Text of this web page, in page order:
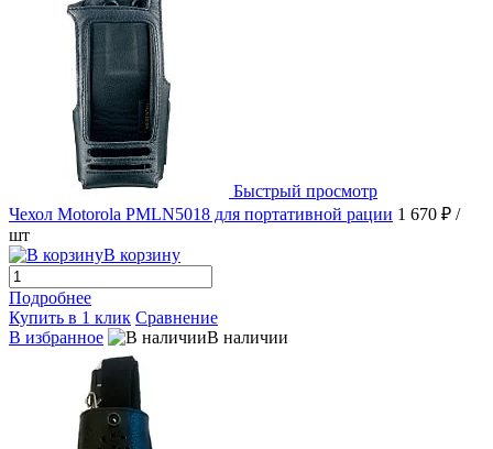
Быстрый просмотр
Чехол Motorola PMLN5018 для портативной рации 1 670 ₽ /
шт
В корзину
Подробнее
Купить в 1 клик Сравнение
В избранное
В наличии